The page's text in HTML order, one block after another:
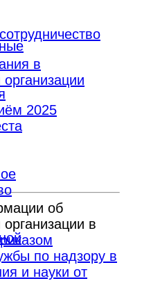
в
2025
об
в
по надзору в
и науки от